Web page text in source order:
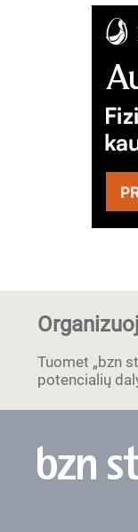
Tuomet „bzn
potencialių